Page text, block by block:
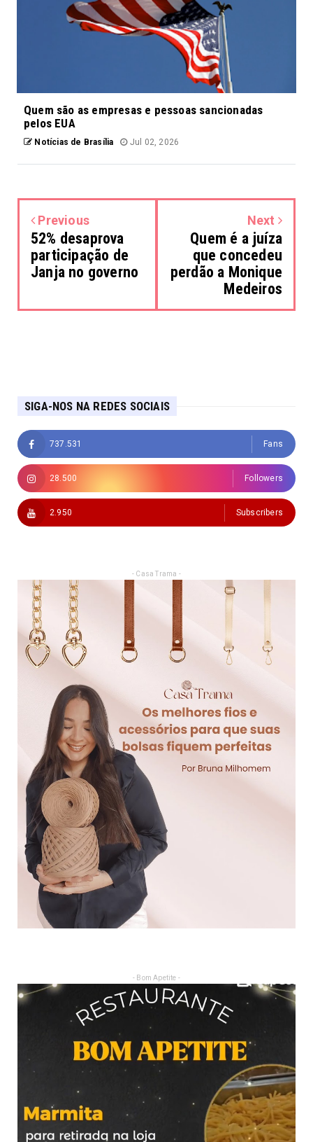
Quem são as empresas e pessoas sancionadas
pelos EUA
Notícias de Brasília Jul 02, 2026
Previous
52% desaprova
participação de
Janja no governo
Next
Quem é a juíza
que concedeu
perdão a Monique
Medeiros
SIGA-NOS NA REDES SOCIAIS
737.531 Fans
28.500 Followers
2.950 Subscribers
- Casa Trama -
- Bom Apetite -